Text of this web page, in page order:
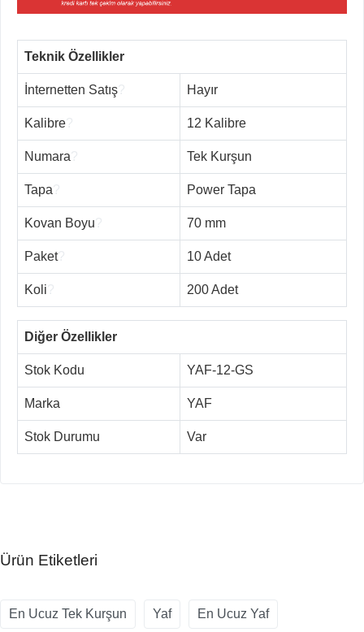
Teknik Özellikler
İnternetten Satış Hayır
Kalibre 12 Kalibre
Numara Tek Kurşun
Tapa Power Tapa
Kovan Boyu 70 mm
Paket? 10 Adet
Koli 200 Adet
Diğer Özellikler
Stok Kodu YAF-12-GS
Marka YAF
Stok Durumu Var
Ürün Etiketleri
En Ucuz Tek Kurşun Yaf En Ucuz Yaf